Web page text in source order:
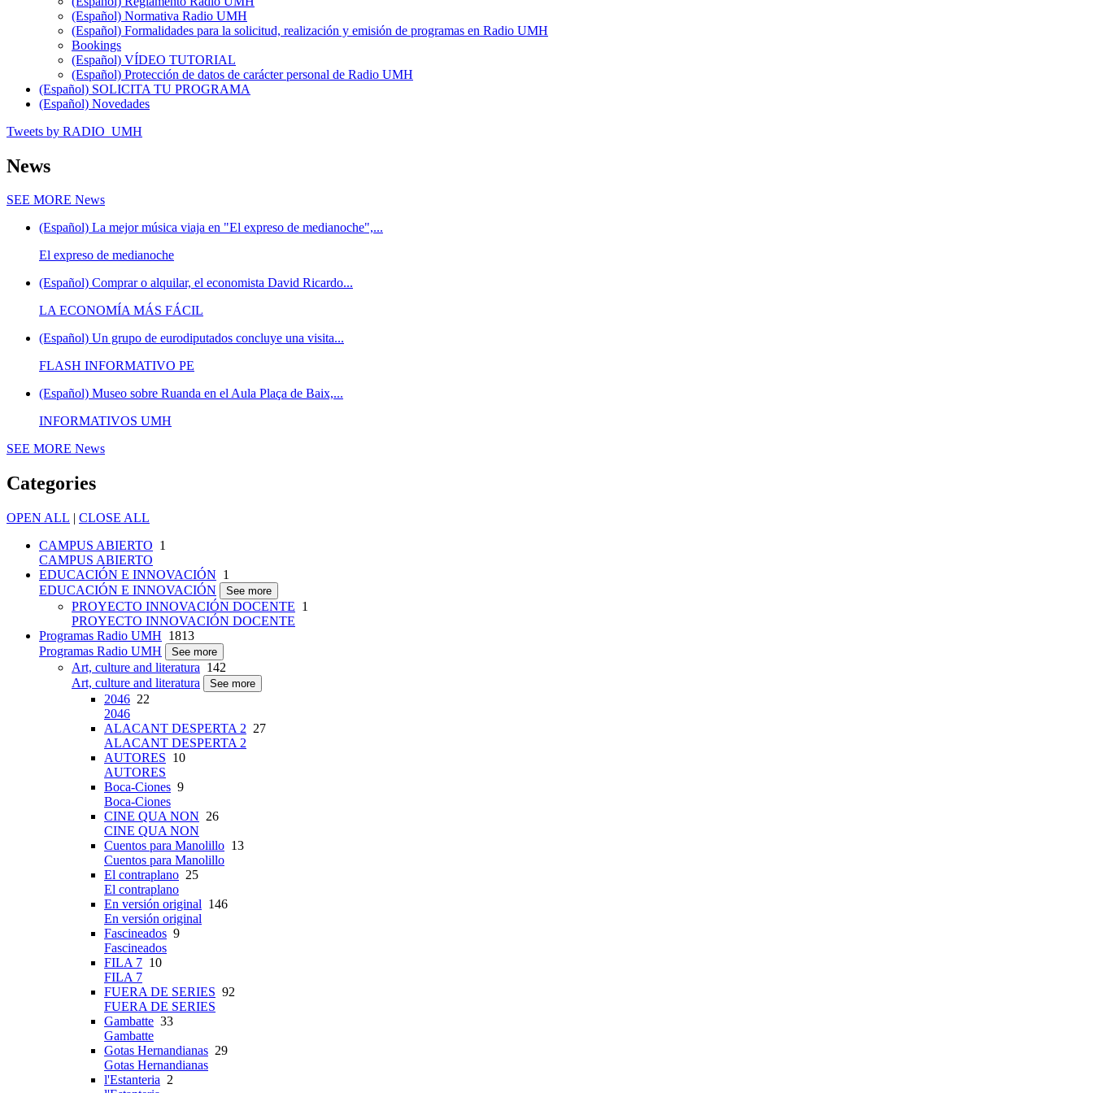
(Español) Normativa Radio UMH
(Español) Formalidades para la solicitud, realización y emisión de programas en Radio UMH
Bookings
(Español) VÍDEO TUTORIAL
(Español) Protección de datos de carácter personal de Radio UMH
(Español) SOLICITA TU PROGRAMA
(Español) Novedades
Tweets by RADIO_UMH
News
SEE MORE News
(Español) La mejor música viaja en "El expreso de medianoche",...
El expreso de medianoche
(Español) Comprar o alquilar, el economista David Ricardo...
LA ECONOMÍA MÁS FÁCIL
(Español) Un grupo de eurodiputados concluye una visita...
FLASH INFORMATIVO PE
(Español) Museo sobre Ruanda en el Aula Plaça de Baix,...
INFORMATIVOS UMH
SEE MORE News
Categories
OPEN ALL | CLOSE ALL
CAMPUS ABIERTO 1
CAMPUS ABIERTO
EDUCACIÓN E INNOVACIÓN 1
EDUCACIÓN E INNOVACIÓN
See more
PROYECTO INNOVACIÓN DOCENTE 1
PROYECTO INNOVACIÓN DOCENTE
Programas Radio UMH 1813
Programas Radio UMH
See more
Art, culture and literatura 142
Art, culture and literatura
See more
2046 22
2046
ALACANT DESPERTA 2 27
ALACANT DESPERTA 2
AUTORES 10
AUTORES
Boca-Ciones 9
Boca-Ciones
CINE QUA NON 26
CINE QUA NON
Cuentos para Manolillo 13
Cuentos para Manolillo
El contraplano 25
El contraplano
En versión original 146
En versión original
Fascineados 9
Fascineados
FILA 7 10
FILA 7
FUERA DE SERIES 92
FUERA DE SERIES
Gambatte 33
Gambatte
Gotas Hernandianas 29
Gotas Hernandianas
l'Estanteria 2